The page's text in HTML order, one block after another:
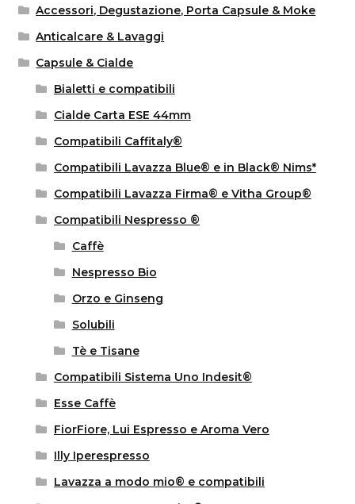
Accessori, Degustazione, Porta Capsule & Moke
Anticalcare & Lavaggi
Capsule & Cialde
Bialetti e compatibili
Cialde Carta ESE 44mm
Compatibili Caffitaly®
Compatibili Lavazza Blue® e in Black® Nims*
Compatibili Lavazza Firma® e Vitha Group®
Compatibili Nespresso ®
Caffè
Nespresso Bio
Orzo e Ginseng
Solubili
Tè e Tisane
Compatibili Sistema Uno Indesit®
Esse Caffè
FiorFiore, Lui Espresso e Aroma Vero
Illy Iperespresso
Lavazza a modo mio® e compatibili